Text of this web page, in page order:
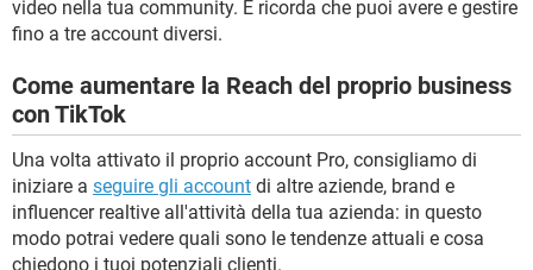
video nella tua community. E ricorda che puoi avere e gestire
fino a tre account diversi.
Come aumentare la Reach del proprio business
con TikTok
Una volta attivato il proprio account Pro, consigliamo di
iniziare a seguire gli account di altre aziende, brand e
influencer realtive all'attività della tua azienda: in questo
modo potrai vedere quali sono le tendenze attuali e cosa
chiedono i tuoi potenziali clienti.